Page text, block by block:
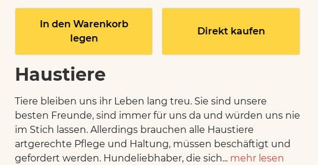
In den Warenkorb
legen
Direkt kaufen
Haustiere
Tiere bleiben uns ihr Leben lang treu. Sie sind unsere
besten Freunde, sind immer für uns da und würden uns nie
im Stich lassen. Allerdings brauchen alle Haustiere
artgerechte Pflege und Haltung, müssen beschäftigt und
gefordert werden. Hundeliebhaber, die sich... mehr lesen